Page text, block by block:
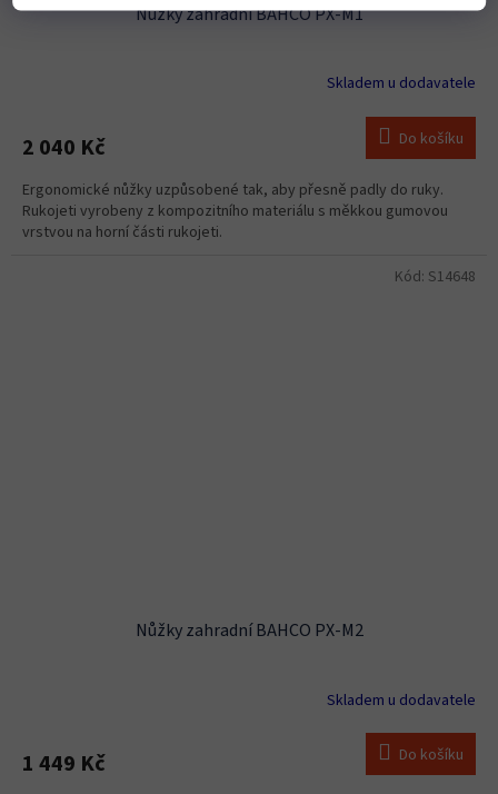
Nůžky zahradní BAHCO PX-M1
Skladem u dodavatele
2 040 Kč Do košíku
Ergonomické nůžky uzpůsobené tak, aby přesně padly do ruky.
Rukojeti vyrobeny z kompozitního materiálu s měkkou gumovou
vrstvou na horní části rukojeti.
Nůžky zahradní BAHCO PX-M2
Skladem u dodavatele
1 449 Kč Do košíku
Kód: S14648